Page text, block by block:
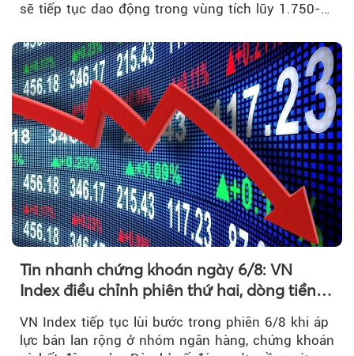
sẽ tiếp tục dao động trong vùng tích lũy 1.750-
Tin nhanh chứng khoán ngày 6/8: VN
Index điều chỉnh phiên thứ hai, dòng tiền
chờ phản ứng tại vùng MA20
VN Index tiếp tục lùi bước trong phiên 6/8 khi áp
lực bán lan rộng ở nhóm ngân hàng, chứng khoán